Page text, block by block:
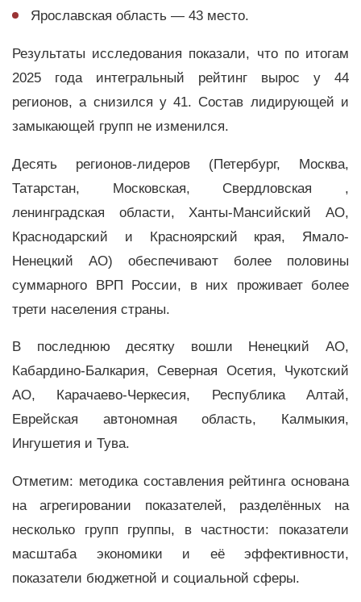
Ярославская область — 43 место.
Результаты исследования показали, что по итогам
2025 года интегральный рейтинг вырос у 44
регионов, а снизился у 41. Состав лидирующей и
замыкающей групп не изменился.
Десять регионов-лидеров (Петербург, Москва,
Татарстан, Московская, Свердловская ,
ленинградская области, Ханты-Мансийский АО,
Краснодарский и Красноярский края, Ямало-
Ненецкий АО) обеспечивают более половины
суммарного ВРП России, в них проживает более
трети населения страны.
В последнюю десятку вошли Ненецкий АО,
Кабардино-Балкария, Северная Осетия, Чукотский
АО, Карачаево-Черкесия, Республика Алтай,
Еврейская автономная область, Калмыкия,
Ингушетия и Тува.
Отметим: методика составления рейтинга основана
на агрегировании показателей, разделённых на
несколько групп группы, в частности: показатели
масштаба экономики и её эффективности,
показатели бюджетной и социальной сферы.